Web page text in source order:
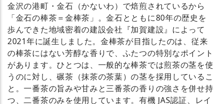
金沢の港町・金石（かないわ）で焙煎されているから
「金石の棒茶＝金棒茶」。金石とともに80年の歴史を
歩んできた地域密着の建設会社『加賀建設』によって
2021年に誕生しました。金棒茶が目指したのは、従来
の棒茶にはない芳醇な香りで、ふたつの特別なポイント
があります。ひとつは、一般的な棒茶では煎茶の茎を使
うのに対し、碾茶（抹茶の茶葉）の茎を採用しているこ
と。一番茶の旨みや甘みと三番茶の香りの強さを併せ持
つ、二番茶のみを使用しています。有機 JAS認証、レイ